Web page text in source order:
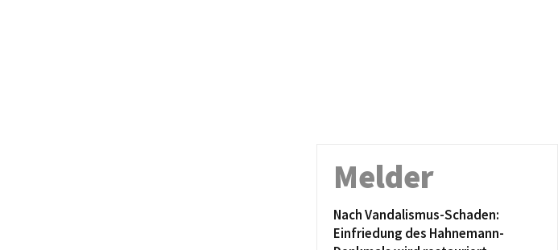
Melder
Nach Vandalismus-Schaden:
Einfriedung des Hahnemann-